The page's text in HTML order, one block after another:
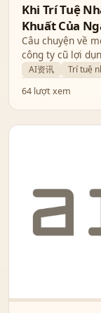
Khi Trí Tuệ
Khuất Của
Câu chuyện về
công ty cũ lợi
gióng lên hồi
trong thời đại
AI资讯 Trí tuệ
64 lượt xem